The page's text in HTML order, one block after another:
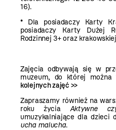
16).
* Dla posiadaczy Karty
posiadaczy Karty Dużej
Rodzinnej 3+ oraz
Zajęcia odbywają się w
muzeum, do której można
kolejnych zajęć >>
Zapraszamy również na
roku życia Aktywne
umuzykalniające dla dzieci
ucha malucha.